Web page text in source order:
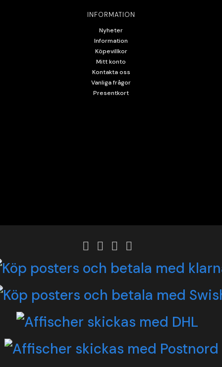
INFORMATION
Nyheter
Information
Köpevillkor
Mitt konto
Kontakta oss
Vanliga frågor
Presentkort